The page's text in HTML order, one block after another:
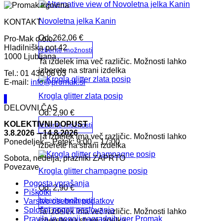
Novoletna jelka Kanin
Od:262,06 €
Izberite možnosti
Ta izdelek ima več različic. Možnosti lahko
izberete na strani izdelka
Krogla glitter zlata posip
Od:2,90 €
Izberite možnosti
Ta izdelek ima več različic. Možnosti lahko
izberete na strani izdelka
Krogla glitter champagne posip
Od:2,90€
Izberite možnosti
Ta izdelek ima več različic. Možnosti lahko
KONTAKT
Pro-Mak d.o.o.
Hladilniška pot 42
1000 Ljubljana
Tel.: 01 430 08 03
E-mail: info@promak.si
DELOVNI ČAS
KOLEKTIVNI DOPUST
3.8.2026 – 14.8.2026
Ponedeljek – Petek: 9:00 – 17:00
Sobota, nedelja, prazniki ZAPRTO
Povezave
Pogosta vprašanja
Piškotki
Varstvo osebnih podatkov
Splošni pogoji poslovanja
Pravila in pogoji nagradnih iger Promak